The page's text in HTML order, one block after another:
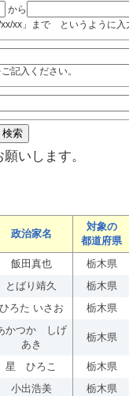
から
」まで というように入
記入ください。
いします。
政治家名
対象の
都道府県
飯田真也 栃木県
とばり靖久 栃木県
ひろた いさお 栃木県
かつか しげ
あき
栃木県
星 ひろこ 栃木県
小出浩美 栃木県